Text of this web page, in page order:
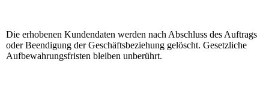
Die erhobenen Kundendaten werden nach Abschluss des Auftrags
oder Beendigung der Geschäftsbeziehung gelöscht. Gesetzliche
Aufbewahrungsfristen bleiben unberührt.